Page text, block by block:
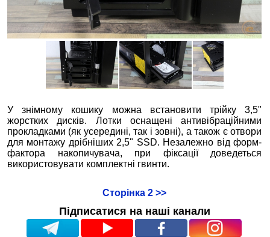
У знімному кошику можна встановити трійку 3,5"
жорстких дисків. Лотки оснащені антивібраційними
прокладками (як усередині, так і зовні), а також є отвори
для монтажу дрібніших 2,5" SSD. Незалежно від форм-
фактора накопичувача, при фіксації доведеться
використовувати комплектні гвинти.
Сторінка 2 >>
Підписатися на наші канали